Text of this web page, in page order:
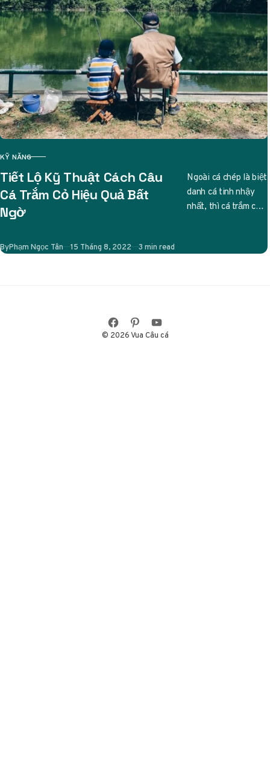
CATEGORY
KỸ NĂNG
Tiết Lộ Kỹ Thuật Cách Câu
Cá Trắm Cỏ Hiệu Quả Bất
Ngờ
Ngoài cá chép là biệt
danh cá tinh nhậy
nhất, thì cá trắm cỏ
ByPhạm Ngọc Tân Published
15 Tháng 8, 2022 3 min read
© 2026 Vua Câu cá